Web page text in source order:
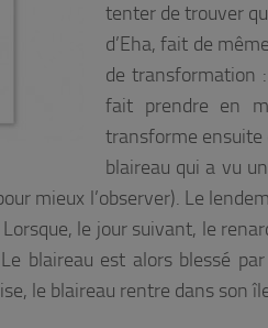
tenter de trouver
d’Eha, fait de
de transformation
fait prendre en
transforme ensuite
blaireau qui a vu
mieux l’observer). Le
le jour suivant, le
blaireau est alors blessé
le blaireau rentre dans son